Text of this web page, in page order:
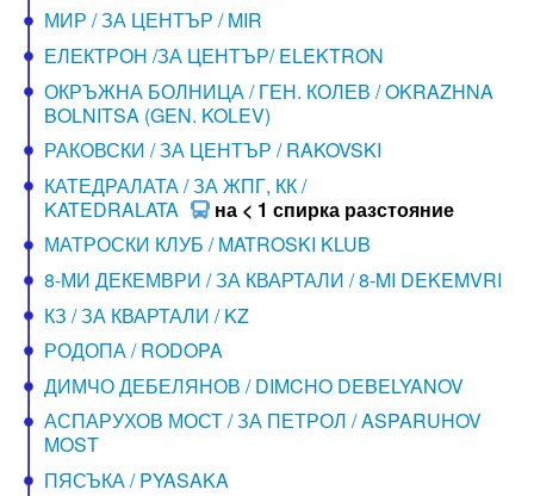
МИР / ЗА ЦЕНТЪР / MIR
ЕЛЕКТРОН /ЗА ЦЕНТЪР/ ELEKTRON
ОКРЪЖНА БОЛНИЦА / ГЕН. КОЛЕВ / OKRAZHNA
BOLNITSA (GEN. KOLEV)
РАКОВСКИ / ЗА ЦЕНТЪР / RAKOVSKI
КАТЕДРАЛАТА / ЗА ЖПГ, КК /
KATEDRALATA
на < 1 спирка разстояние
МАТРОСКИ КЛУБ / MATROSKI KLUB
8-МИ ДЕКЕМВРИ / ЗА КВАРТАЛИ / 8-MI DEKEMVRI
КЗ / ЗА КВАРТАЛИ / KZ
РОДОПА / RODOPA
ДИМЧО ДЕБЕЛЯНОВ / DIMCHO DEBELYANOV
АСПАРУХОВ МОСТ / ЗА ПЕТРОЛ / ASPARUHOV
MOST
ПЯСЪКА / PYASAKA